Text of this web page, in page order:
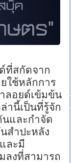
ที่สกัดจาก
ใช้หลักการ
ลอยด์เข้มข้น
านี้เป็นที่รู้จัก
และกำจัด
สำปะหลัง
ละมี
ลงที่สามารถ